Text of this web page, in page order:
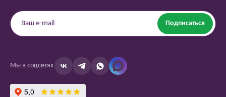
Подписаться
Мы в соцсетях